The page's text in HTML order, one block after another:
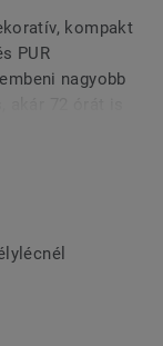
kompakt
PUR
nagyobb
2-féle (60 mm
A kívül
minden